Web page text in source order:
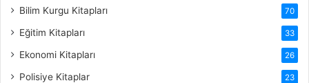
Bilim Kurgu Kitapları 70
Eğitim Kitapları 33
Ekonomi Kitapları 26
Polisiye Kitaplar 23